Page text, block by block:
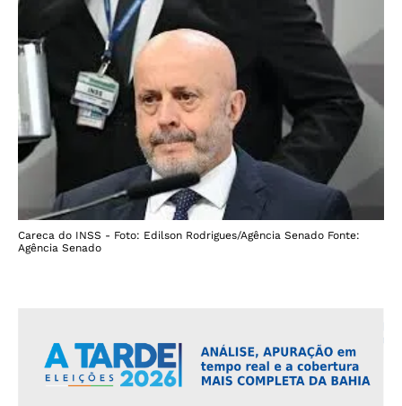
Careca do INSS - Foto: Edilson Rodrigues/Agência Senado Fonte:
Agência Senado